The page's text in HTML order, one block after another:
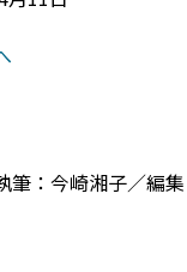
筆：今崎湘子／編